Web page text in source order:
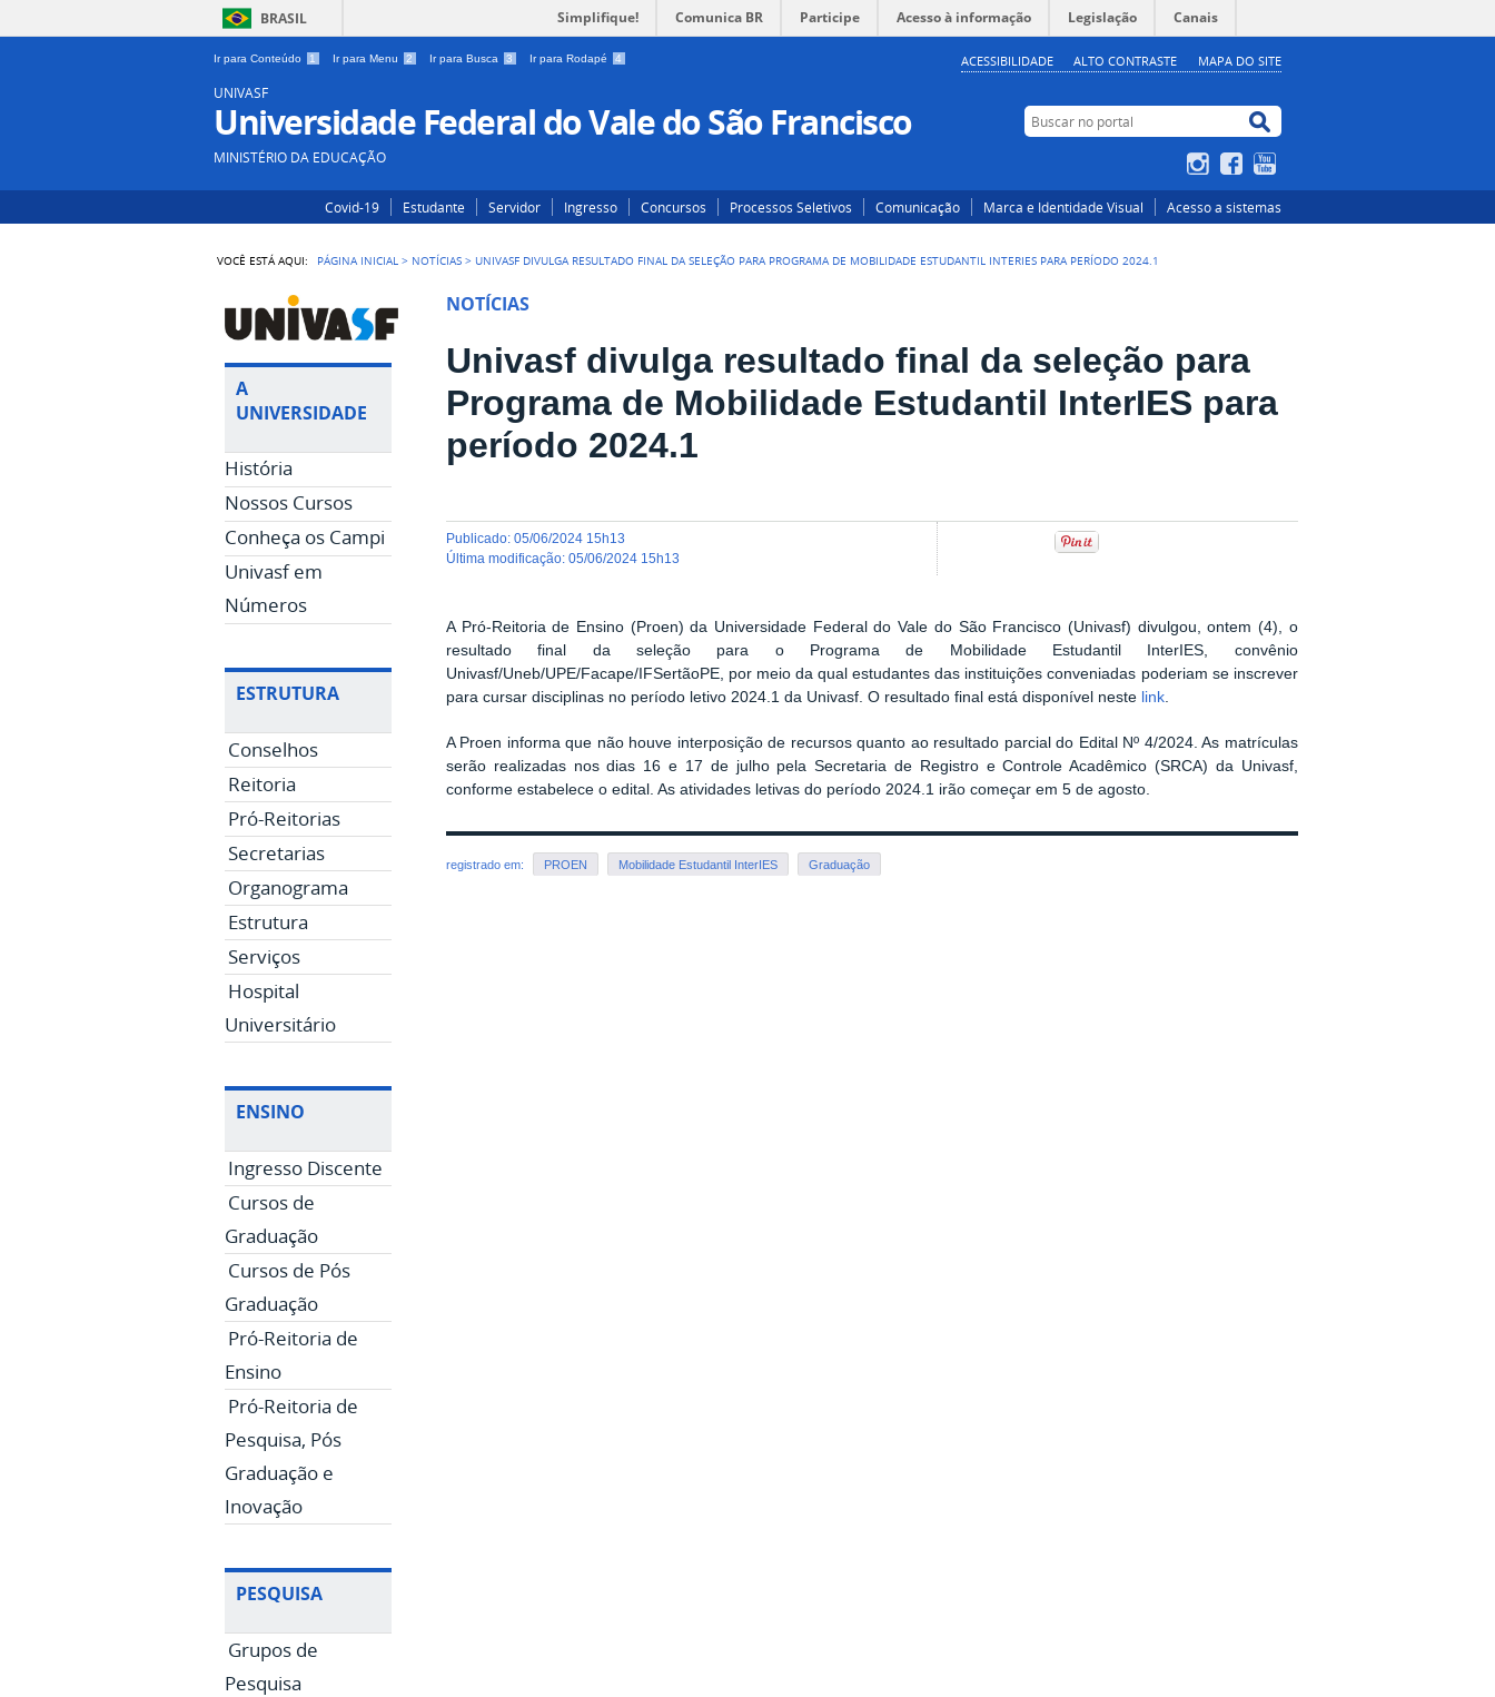
BRASIL Simplifique! Comunica BR Participe Acesso à informação Legislação Canais
Ir para Conteúdo 1 Ir para Menu 2 Ir para Busca 3 Ir para Rodapé 4 ACESSIBILIDADE ALTO CONTRASTE MAPA DO SITE
UNIVASF
Universidade Federal do Vale do São Francisco
MINISTÉRIO DA EDUCAÇÃO
Buscar no portal
Buscar no portal
InstagramFacebook
Covid-19 Estudante Servidor Ingresso Concursos Processos Seletivos Comunicação Marca e Identidade Visual Acesso a sistemas
VOCÊ ESTÁ AQUI: PÁGINA INICIAL > NOTÍCIAS > UNIVASF DIVULGA RESULTADO FINAL DA SELEÇÃO PARA PROGRAMA DE MOBILIDADE ESTUDANTIL INTERIES PARA PERÍODO 2024.1
A
UNIVERSIDADE
História
Nossos Cursos
Conheça os Campi
Univasf em
Números
ESTRUTURA
Conselhos
Reitoria
Pró-Reitorias
Secretarias
Organograma
Estrutura
Serviços
Hospital
Universitário
ENSINO
Ingresso Discente
Cursos de
Graduação
Cursos de Pós
Graduação
Pró-Reitoria de
Ensino
Pró-Reitoria de
Pesquisa, Pós
Graduação e
Inovação
PESQUISA
Grupos de
Pesquisa
NOTÍCIAS
Univasf divulga resultado final da seleção para
Programa de Mobilidade Estudantil InterIES para
período 2024.1
publicado:05/06/2024 15h13
última modificação:05/06/2024 15h13
A Pró-Reitoria de Ensino (Proen) da Universidade Federal do Vale do São Francisco (Univasf) divulgou, ontem (4), o
resultado final da seleção para o Programa de Mobilidade Estudantil InterIES, convênio
Univasf/Uneb/UPE/Facape/IFSertãoPE, por meio da qual estudantes das instituições conveniadas poderiam se inscrever
para cursar disciplinas no período letivo 2024.1 da Univasf. O resultado final está disponível neste link
A Proen informa que não houve interposição de recursos quanto ao resultado parcial do Edital Nº 4/2024. As matrículas
serão realizadas nos dias 16 e 17 de julho pela Secretaria de Registro e Controle Acadêmico (SRCA) da Univasf,
conforme estabelece o edital. As atividades letivas do período 2024.1 irão começar em 5 de agosto.
registrado em: PROEN Mobilidade Estudantil InterIES Graduação